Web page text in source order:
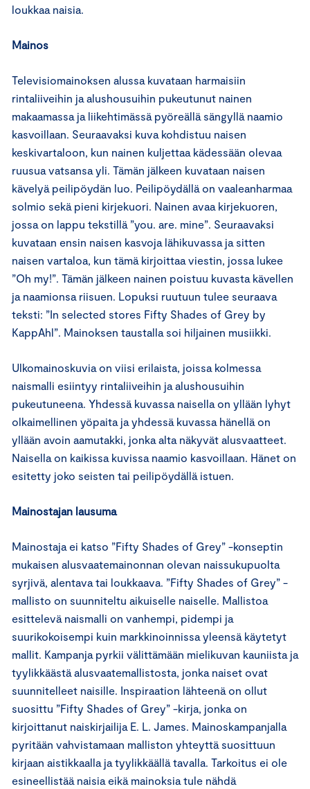
loukkaa naisia.
Mainos
Televisiomainoksen alussa kuvataan harmaisiin
rintaliiveihin ja alushousuihin pukeutunut nainen
makaamassa ja liikehtimässä pyöreällä sängyllä naamio
kasvoillaan. Seuraavaksi kuva kohdistuu naisen
keskivartaloon, kun nainen kuljettaa kädessään olevaa
ruusua vatsansa yli. Tämän jälkeen kuvataan naisen
kävelyä peilipöydän luo. Peilipöydällä on vaaleanharmaa
solmio sekä pieni kirjekuori. Nainen avaa kirjekuoren,
jossa on lappu tekstillä ”you. are. mine”. Seuraavaksi
kuvataan ensin naisen kasvoja lähikuvassa ja sitten
naisen vartaloa, kun tämä kirjoittaa viestin, jossa lukee
”Oh my!”. Tämän jälkeen nainen poistuu kuvasta kävellen
ja naamionsa riisuen. Lopuksi ruutuun tulee seuraava
teksti: ”In selected stores Fifty Shades of Grey by
KappAhl”. Mainoksen taustalla soi hiljainen musiikki.
Ulkomainoskuvia on viisi erilaista, joissa kolmessa
naismalli esiintyy rintaliiveihin ja alushousuihin
pukeutuneena. Yhdessä kuvassa naisella on yllään lyhyt
olkaimellinen yöpaita ja yhdessä kuvassa hänellä on
yllään avoin aamutakki, jonka alta näkyvät alusvaatteet.
Naisella on kaikissa kuvissa naamio kasvoillaan. Hänet on
esitetty joko seisten tai peilipöydällä istuen.
Mainostajan lausuma
Mainostaja ei katso ”Fifty Shades of Grey” -konseptin
mukaisen alusvaatemainonnan olevan naissukupuolta
syrjivä, alentava tai loukkaava. ”Fifty Shades of Grey” -
mallisto on suunniteltu aikuiselle naiselle. Mallistoa
esittelevä naismalli on vanhempi, pidempi ja
suurikokoisempi kuin markkinoinnissa yleensä käytetyt
mallit. Kampanja pyrkii välittämään mielikuvan kauniista ja
tyylikkäästä alusvaatemallistosta, jonka naiset ovat
suunnitelleet naisille. Inspiraation lähteenä on ollut
suosittu ”Fifty Shades of Grey” -kirja, jonka on
kirjoittanut naiskirjailija E. L. James. Mainoskampanjalla
pyritään vahvistamaan malliston yhteyttä suosittuun
kirjaan aistikkaalla ja tyylikkäällä tavalla. Tarkoitus ei ole
esineellistää naisia eikä mainoksia tule nähdä